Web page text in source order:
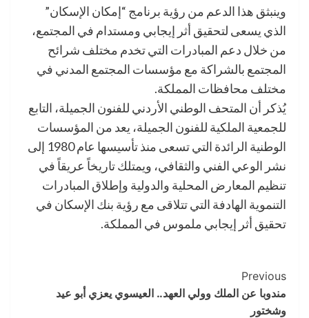
وينبثق هذا الدعم من رؤية برنامج “إمكان الإسكان”
الذي يسعى لتحقيق أثر إيجابي ومستدام في المجتمع،
من خلال دعم المبادرات التي تخدم مختلف شرائح
المجتمع بالشراكة مع مؤسسات المجتمع المدني في
مختلف محافظات المملكة.
يُذكر أن المتحف الوطني الأردني للفنون الجميلة، التابع
للجمعية الملكية للفنون الجميلة، يعد من المؤسسات
الوطنية الرائدة التي تسعى منذ تأسيسها عام 1980 إلى
نشر الوعي الفني والثقافي، ويمتلك تاريخاً عريقاً في
تنظيم المعارض المحلية والدولية وإطلاق المبادرات
التنموية الهادفة التي تتلاقى مع رؤية بنك الإسكان في
تحقيق أثر إيجابي ملموس في المملكة.
Post
Navigation
Previous
مندوبا عن الملك وولي العهد.. العيسوي يعزي أبو عيد
وشختور